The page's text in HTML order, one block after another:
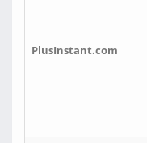
PlusInstant.com